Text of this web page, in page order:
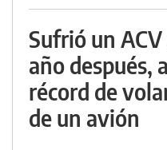
Sufrió un
año después,
récord de
de un avión